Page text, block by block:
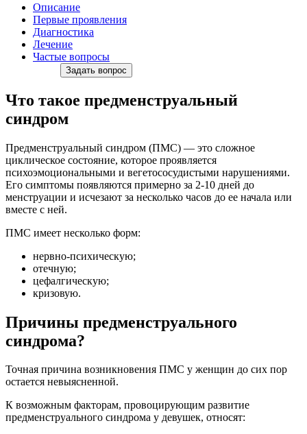
Описание
Первые проявления
Диагностика
Лечение
Частые вопросы
Задать вопрос
Что такое предменструальный
синдром
Предменструальный синдром (ПМС) — это сложное
циклическое состояние, которое проявляется
психоэмоциональными и вегетососудистыми нарушениями.
Его симптомы появляются примерно за 2-10 дней до
менструации и исчезают за несколько часов до ее начала или
вместе с ней.
ПМС имеет несколько форм:
нервно-психическую;
отечную;
цефалгическую;
кризовую.
Причины предменструального
синдрома?
Точная причина возникновения ПМС у женщин до сих пор
остается невыясненной.
К возможным факторам, провоцирующим развитие
предменструального синдрома у девушек, относят: